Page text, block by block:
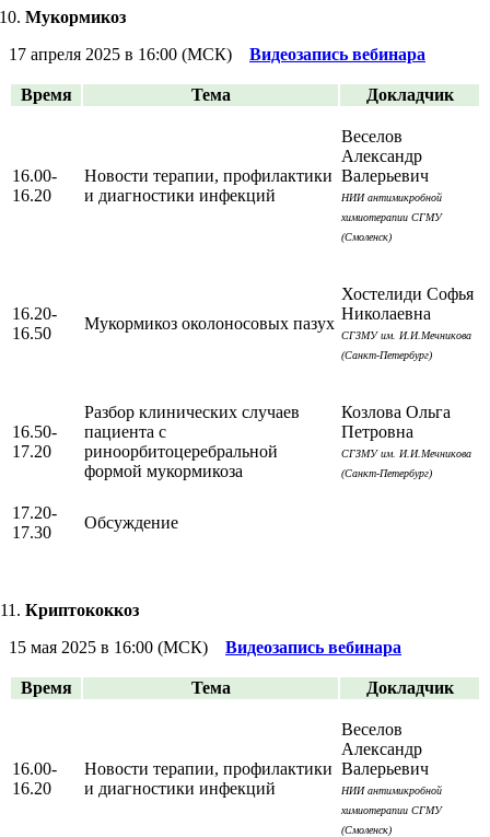
Мукормикоз
17 апреля 2025 в 16:00 (МСК) Видеозапись вебинара
Время Тема Докладчик
16.00-
16.20
Новости терапии, профилактики
и диагностики инфекций
Веселов
Александр
Валерьевич
НИИ антимикробной
химиотерапии СГМУ
(Смоленск)
16.20-
16.50
Мукормикоз околоносовых пазух
Хостелиди Софья
Николаевна
СГЗМУ им. И.И.Мечникова
(Санкт-Петербург)
16.50-
17.20
Разбор клинических случаев
пациента с
риноорбитоцеребральной
формой мукормикоза
Козлова Ольга
Петровна
СГЗМУ им. И.И.Мечникова
(Санкт-Петербург)
17.20-
17.30
Обсуждение
Криптококкоз
15 мая 2025 в 16:00 (МСК) Видеозапись вебинара
Время Тема Докладчик
16.00-
16.20
Новости терапии, профилактики
и диагностики инфекций
Веселов
Александр
Валерьевич
НИИ антимикробной
химиотерапии СГМУ
(Смоленск)